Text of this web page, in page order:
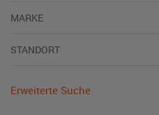
MARKE
STANDORT
Erweiterte Suche